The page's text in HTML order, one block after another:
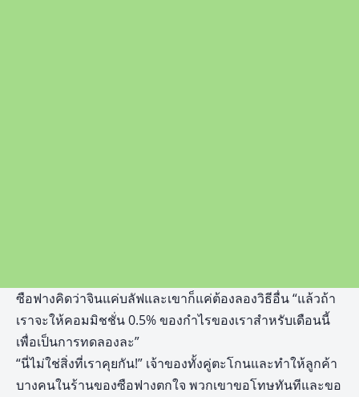
ซือฟางคิดว่าจินแค่บลัฟและเขาก็แค่ต้องลองวิธีอื่น “แล้วถ้า
เราจะให้คอมมิชชั่น 0.5% ของกำไรของเราสำหรับเดือนนี้
เพื่อเป็นการทดลองละ”
“นี่ไม่ใช่สิ่งที่เราคุยกัน!” เจ้าของทั้งคู่ตะโกนและทำให้ลูกค้า
บางคนในร้านของซือฟางตกใจ พวกเขาขอโทษทันทีและขอ